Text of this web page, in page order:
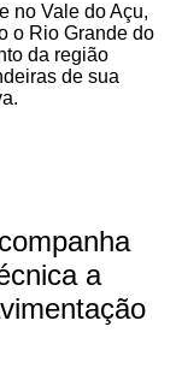
no Vale do Açu,
o Rio Grande do
da região
de sua
a